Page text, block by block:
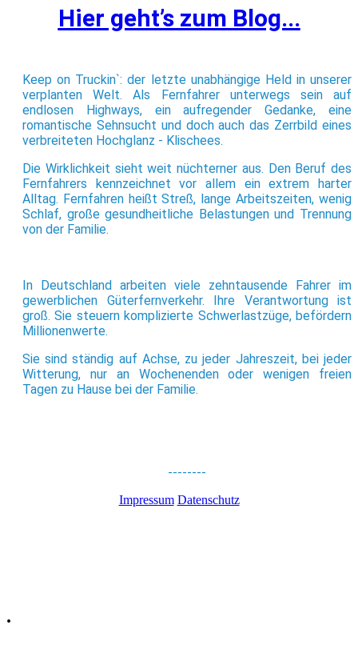
Hier geht’s zum Blog...
Keep on Truckin`: der letzte unabhängige Held in unserer
verplanten Welt. Als Fernfahrer unterwegs sein auf
endlosen Highways, ein aufregender Gedanke, eine
romantische Sehnsucht und doch auch das Zerrbild eines
verbreiteten Hochglanz - Klischees.
Die Wirklichkeit sieht weit nüchterner aus. Den Beruf des
Fernfahrers kennzeichnet vor allem ein extrem harter
Alltag. Fernfahren heißt Streß, lange Arbeitszeiten, wenig
Schlaf, große gesundheitliche Belastungen und Trennung
von der Familie.
In Deutschland arbeiten viele zehntausende Fahrer im
gewerblichen Güterfernverkehr. Ihre Verantwortung ist
groß. Sie steuern komplizierte Schwerlastzüge, befördern
Millionenwerte.
Sie sind ständig auf Achse, zu jeder Jahreszeit, bei jeder
Witterung, nur an Wochenenden oder wenigen freien
Tagen zu Hause bei der Familie.
--------
Impressum Datenschutz
.